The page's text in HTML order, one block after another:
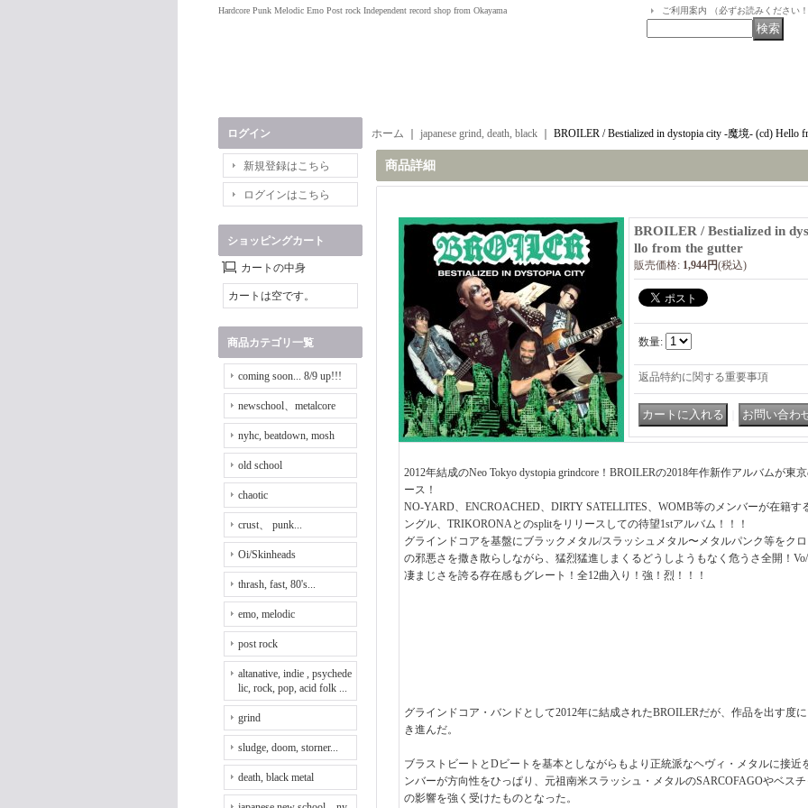
Hardcore Punk Melodic Emo Post rock Independent record shop from Okayama ご利用案内 （必ずお読みください
ログイン
新規登録はこちら
ログインはこちら
ショッピングカート
カートの中身
カートは空です。
商品カテゴリ一覧
coming soon... 8/9 up!!!
newschool、metalcore
nyhc, beatdown, mosh
old school
chaotic
crust、 punk...
Oi/Skinheads
thrash, fast, 80's...
emo, melodic
post rock
altanative, indie , psychede
lic, rock, pop, acid folk ...
grind
sludge, doom, storner...
death, black metal
ホーム japanese grind, death, black BROILER / Bestialized in dystopia city -魔境- (cd) Hello
商品詳細
BROILER / Bestialized in
llo from the gutter
販売価格: 1,944円(税込)
数量:
返品特約に関する重要事項
2012年結成のNeo Tokyo dystopia grindcore！BROILERの2018年作新作アルバムが東
ース！
NO-YARD、ENCROACHED、DIRTY SATELLITES、WOMB等のメンバーが在籍す
ングル、TRIKORONAとのsplitをリリースしての待望1stアルバム！！！
グラインドコアを基盤にブラックメタル/スラッシュメタル〜メタルパンク等をク
の邪悪さを撒き散らしながら、猛烈猛進しまくるどうしようもなく危うさ全開！
凄まじさを誇る存在感もグレート！全12曲入り！強！烈！！！
グラインドコア・バンドとして2012年に結成されたBROILERだが、作品を出す度
き進んだ。
ブラストビートとDビートを基本としながらもより正統派なヘヴィ・メタルに接近
ンバーが方向性をひっぱり、元祖南米スラッシュ・メタルのSARCOFAGOやベス
の影響を強く受けたものとなった。